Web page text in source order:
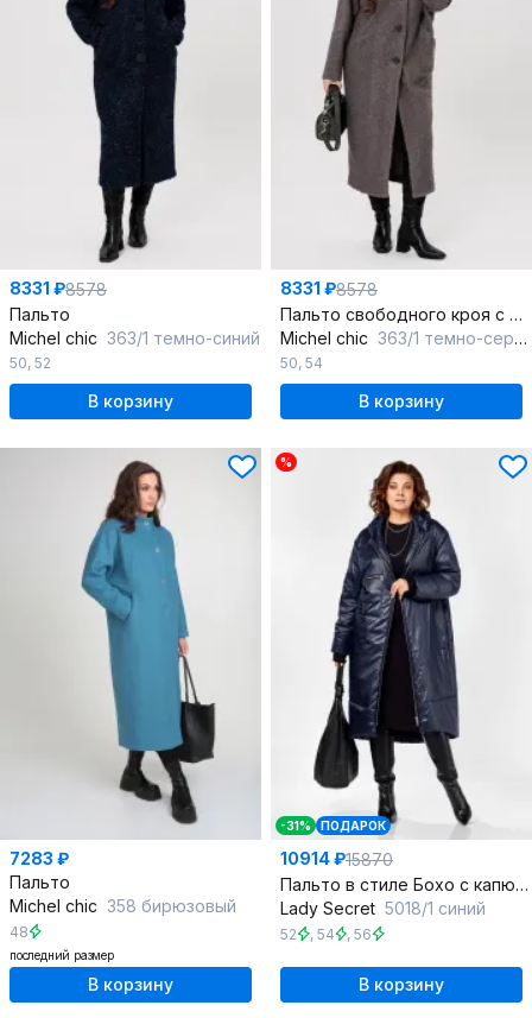
8331 ₽8578
Пальто
Michel chic 363/1 темно-синий
50, 52
В корзину
8331 ₽8578
Пальто свободного кроя с центральной застежкой на пуговицы
Michel chic 363/1 темно-серый
50, 54
В корзину
7283 ₽
Пальто
Michel chic 358 бирюзовый
48
последний размер
В корзину
%
-31% ПОДАРОК
10914 ₽15870
Пальто в стиле Бохо с капюшоном и утеплителем из тканевой ткани
Lady Secret 5018/1 синий
52 , 54 , 56
В корзину